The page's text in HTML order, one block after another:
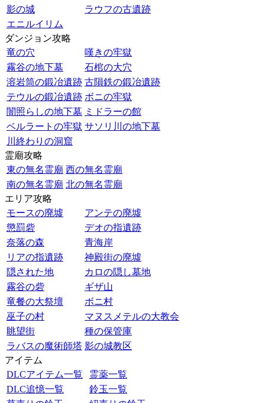
影の城
ラウフの古遺跡
エニルイリム
ダンジョン攻略
竜の穴
嘆きの牢獄
霧谷の地下墓
石棺の大穴
溶岩筒の鍛冶遺跡 古隕鉄の鍛冶遺跡
テウルの鍛冶遺跡 ボニの牢獄
闇照らしの地下墓 ミドラーの館
ベルラートの牢獄 サソリ川の地下墓
川終わりの洞窟
霊廟攻略
東の無名霊廟 西の無名霊廟
南の無名霊廟 北の無名霊廟
エリア攻略
モースの廃墟
アンテの廃墟
懲罰砦
デオの指遺跡
奈落の森
青海岸
リアの指遺跡
神殿街の廃墟
隠された地
カロの隠し墓地
霧谷の砦
ギザ山
竜餐の大祭壇
ボニ村
巫子の村
マヌスメテルの大教会
眺望街
種の保管庫
ラバスの魔術師塔 影の城教区
アイテム
DLCアイテム一覧
霊薬一覧
DLC追憶一覧
鈴玉一覧